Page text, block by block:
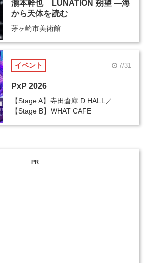
瀧本幹也 LUNATION 朔望 ―海
から天体を読む
茅ヶ崎市美術館
イベント 7/31
PxP 2026
【Stage A】寺田倉庫 D HALL／
【Stage B】WHAT CAFE
PR